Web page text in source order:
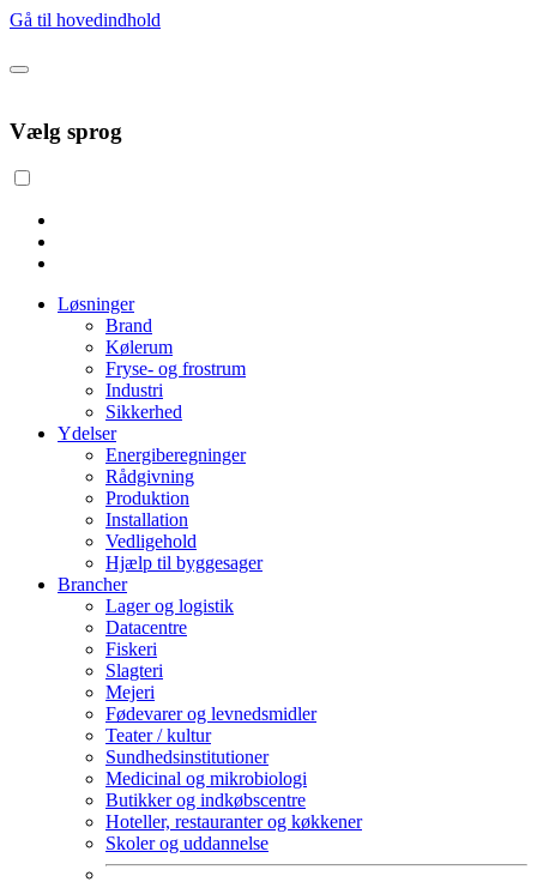
Gå til hovedindhold
Vælg sprog
Løsninger
Brand
Kølerum
Fryse- og frostrum
Industri
Sikkerhed
Ydelser
Energiberegninger
Rådgivning
Produktion
Installation
Vedligehold
Hjælp til byggesager
Brancher
Lager og logistik
Datacentre
Fiskeri
Slagteri
Mejeri
Fødevarer og levnedsmidler
Teater / kultur
Sundhedsinstitutioner
Medicinal og mikrobiologi
Butikker og indkøbscentre
Hoteller, restauranter og køkkener
Skoler og uddannelse